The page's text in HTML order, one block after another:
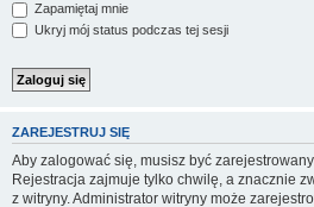
Zapamiętaj mnie
Ukryj mój status podczas tej sesji
ZAREJESTRUJ SIĘ
Aby zalogować się, musisz być
Rejestracja zajmuje tylko chwilę, a znacznie
z witryny. Administrator witryny może